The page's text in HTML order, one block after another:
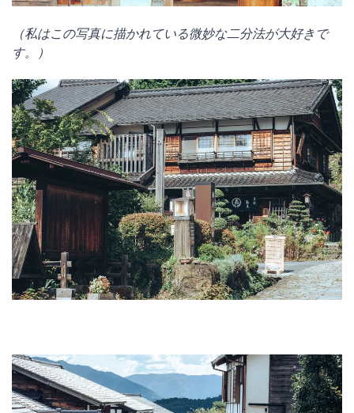
（私はこの写真に描かれている微妙な二分法が大好きで
す。）